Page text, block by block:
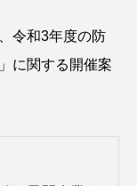
令和3年度の防
に関する開催案